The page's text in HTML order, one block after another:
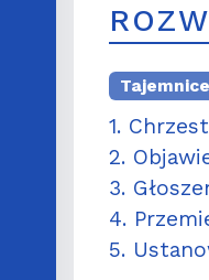
1.
2.
3.
4.
5.